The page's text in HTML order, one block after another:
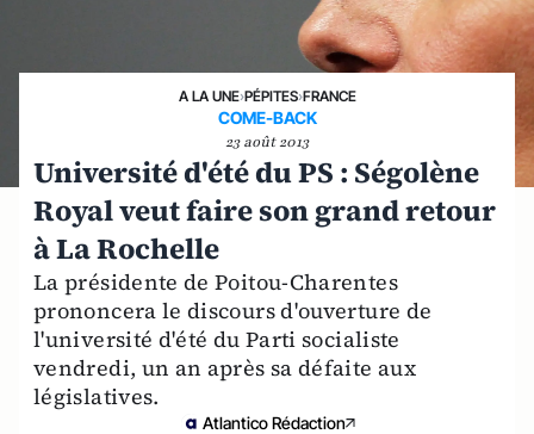
A LA UNE›PÉPITES›FRANCE
COME-BACK
23 août 2013
Université d'été du PS : Ségolène
Royal veut faire son grand retour
à La Rochelle
La présidente de Poitou-Charentes
prononcera le discours d'ouverture de
l'université d'été du Parti socialiste
vendredi, un an après sa défaite aux
législatives.
Atlantico Rédaction